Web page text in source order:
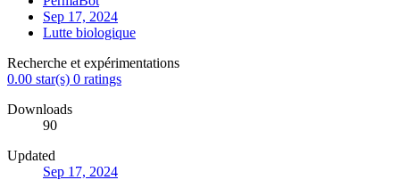
Sep 17, 2024
Lutte biologique
Recherche et expérimentations
0.00 star(s) 0 ratings
Downloads
90
Updated
Sep 17, 2024